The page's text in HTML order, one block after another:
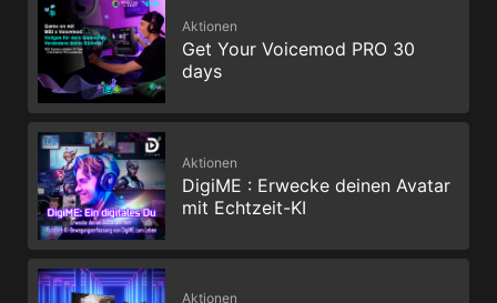
Aktionen
Get Your Voicemod PRO 30
days
Aktionen
DigiME : Erwecke deinen Avatar
mit Echtzeit-KI
Aktionen